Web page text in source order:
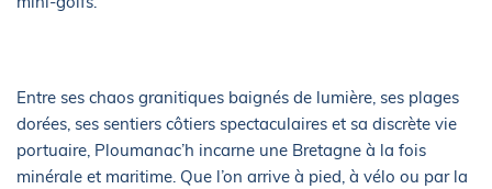
Entre ses chaos granitiques baignés de lumière, ses plages
dorées, ses sentiers côtiers spectaculaires et sa discrète vie
portuaire, Ploumanac’h incarne une Bretagne à la fois
minérale et maritime. Que l’on arrive à pied, à vélo ou par la